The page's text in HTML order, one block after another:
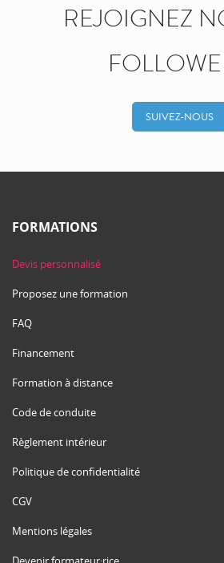
REJOIGNEZ
SUIVEZ-NOUS
FORMATIONS
Devis personnalisé
Proposez une formation
FAQ
Financement
Formation à distance
Code de conduite
Règlement intérieur
Politique de confidentialité
CGV
Mentions légales